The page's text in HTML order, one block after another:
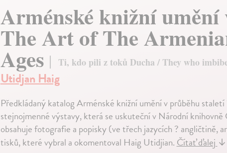
Arménské knižní
The Art of The
Ages Ti, kdo pili z toků Ducha / They who
Utidjan Haig
Předkládaný katalog Arménské knižní umění v průběhu
stejnojmenné výstavy, která se uskuteční v Národní knihovně
obsahuje fotografie a popisky (ve třech jazycích ? angličtině,
tisků, které vybral a okomentoval Haig Utidjian.Čítať ďalej↓